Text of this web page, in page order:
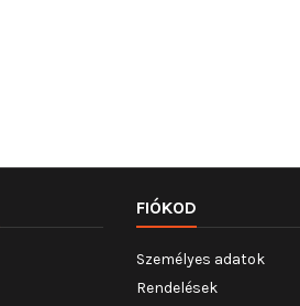
FIÓKOD
Személyes adatok
Rendelések